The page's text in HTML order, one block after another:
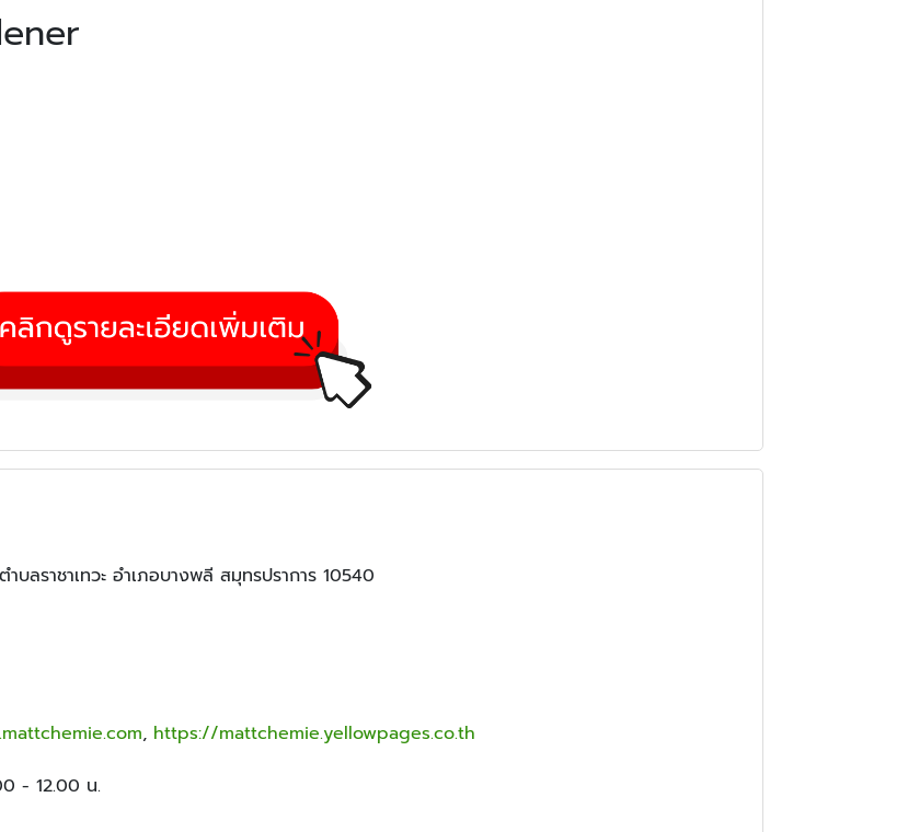
ราชาเทวะ อำเภอบางพลี สมุทรปราการ 10540
, https://mattchemie.yellowpages.co.th
- 12.00 น.